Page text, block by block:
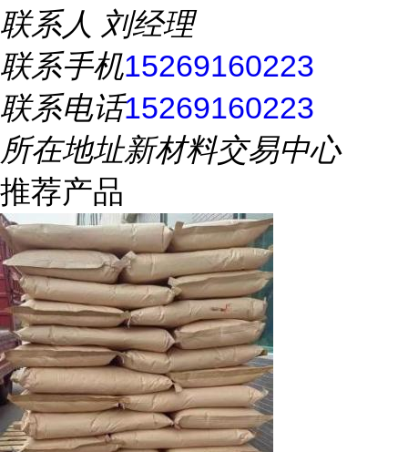
联系人 刘经理
联系手机15269160223
联系电话15269160223
所在地址新材料交易中心
推荐产品